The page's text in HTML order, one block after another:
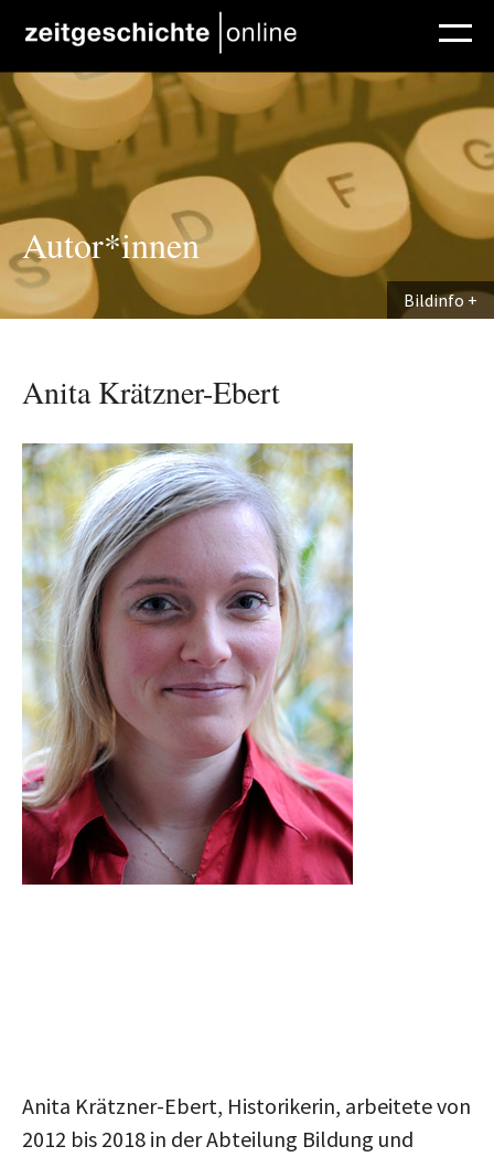
Direkt zum Inhalt
Autor*innen
Bildinfo
Anita Krätzner-Ebert
Anita Krätzner-Ebert, Historikerin, arbeitete von
2012 bis 2018 in der Abteilung Bildung und